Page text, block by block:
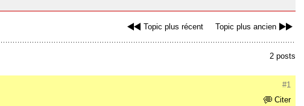
Topic plus récent Topic plus ancien
2 posts
#1
Citer